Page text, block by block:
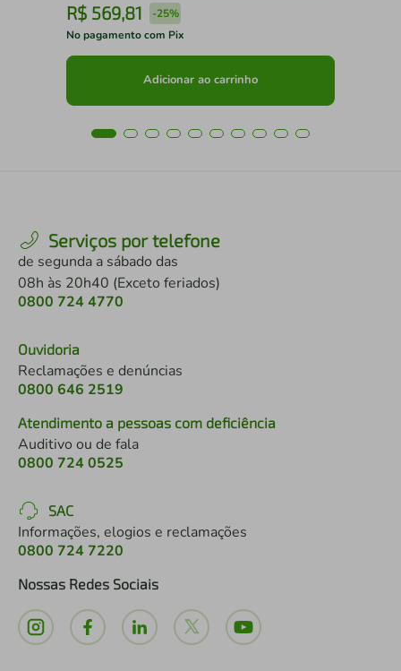
R$ 569,81 -25%
No pagamento com Pix
Adicionar ao carrinho
Serviços por telefone
de segunda a sábado das
08h às 20h40 (Exceto feriados)
0800 724 4770
Ouvidoria
Reclamações e denúncias
0800 646 2519
Atendimento a pessoas com deficiência
Auditivo ou de fala
0800 724 0525
SAC
Informações, elogios e reclamações
0800 724 7220
Nossas Redes Sociais